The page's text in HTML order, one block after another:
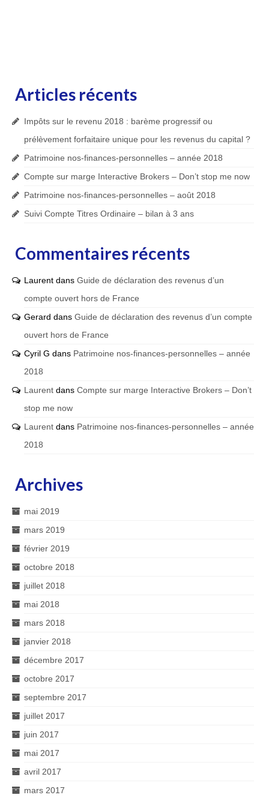
Articles récents
Impôts sur le revenu 2018 : barème progressif ou
prélèvement forfaitaire unique pour les revenus du capital ?
Patrimoine nos-finances-personnelles – année 2018
Compte sur marge Interactive Brokers – Don’t stop me now
Patrimoine nos-finances-personnelles – août 2018
Suivi Compte Titres Ordinaire – bilan à 3 ans
Commentaires récents
Laurent dans Guide de déclaration des revenus d’un
compte ouvert hors de France
Gerard dans Guide de déclaration des revenus d’un compte
ouvert hors de France
Cyril G dans Patrimoine nos-finances-personnelles – année
2018
Laurent dans Compte sur marge Interactive Brokers – Don’t
stop me now
Laurent dans Patrimoine nos-finances-personnelles – année
2018
Archives
mai 2019
mars 2019
février 2019
octobre 2018
juillet 2018
mai 2018
mars 2018
janvier 2018
décembre 2017
octobre 2017
septembre 2017
juillet 2017
juin 2017
mai 2017
avril 2017
mars 2017